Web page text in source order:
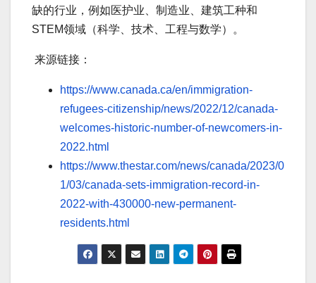
缺的行业，例如医护业、制造业、建筑工种和
STEM领域（科学、技术、工程与数学）。
来源链接：
https://www.canada.ca/en/immigration-
refugees-citizenship/news/2022/12/canada-
welcomes-historic-number-of-newcomers-in-
2022.html
https://www.thestar.com/news/canada/2023/0
1/03/canada-sets-immigration-record-in-
2022-with-430000-new-permanent-
residents.html